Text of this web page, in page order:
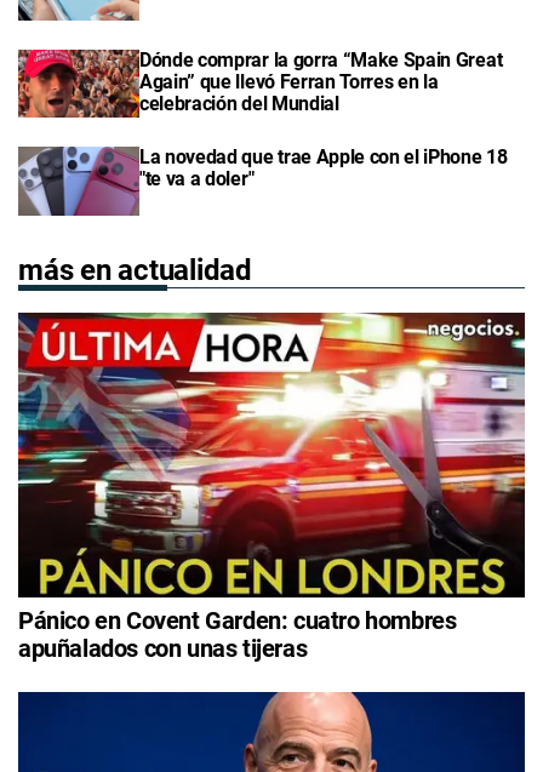
Dónde comprar la gorra “Make Spain Great
Again” que llevó Ferran Torres en la
celebración del Mundial
La novedad que trae Apple con el iPhone 18
"te va a doler"
más en actualidad
Pánico en Covent Garden: cuatro hombres
apuñalados con unas tijeras